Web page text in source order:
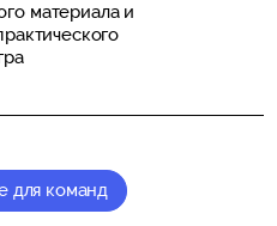
материала и
для команд